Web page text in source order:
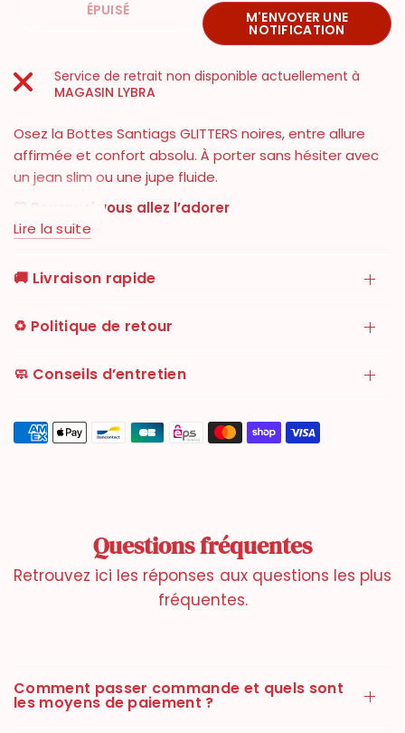
ÉPUISÉ M'ENVOYER UNE
NOTIFICATION
Service de retrait non disponible actuellement à
MAGASIN LYBRA
Osez la Bottes Santiags GLITTERS noires, entre allure
affirmée et confort absolu. À porter sans hésiter avec
un jean slim ou une jupe fluide.
🤍 Pourquoi vous allez l’adorer
✓ Coupe flatteuse et tendance
✓ Matière agréable à porter
✓ Détails strass pour un look sophistiqué
élégante au quotidien.
Tailles disponibles : du 36 au 41.
Lire la suite
🚚 Livraison rapide
♻️ Politique de retour
🧼 Conseils d’entretien
Questions fréquentes
Retrouvez ici les réponses aux questions les plus
fréquentes.
Comment passer commande et quels sont
les moyens de paiement ?